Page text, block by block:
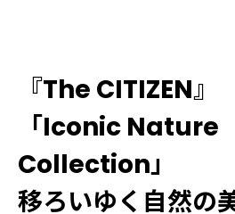
『The CITIZEN』
「Iconic Nature
Collection」
移ろいゆく自然の